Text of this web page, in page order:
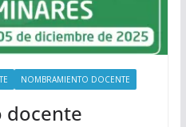
NOMBRAMIENTO DOCENTE
docente